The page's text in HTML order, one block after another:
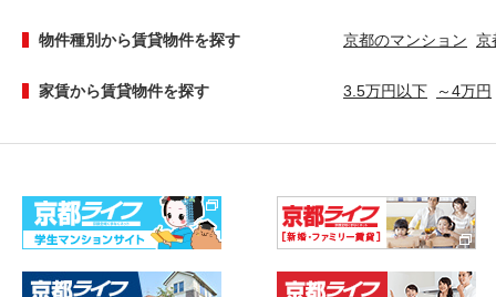
物件種別から賃貸物件を探す 京都のマンション 京
家賃から賃貸物件を探す 3.5万円以下 ～4万円